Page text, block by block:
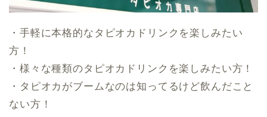
・手軽に本格的なタピオカドリンクを楽しみたい
方！
・様々な種類のタピオカドリンクを楽しみたい方！
・タピオカがブームなのは知ってるけど飲んだこと
ない方！